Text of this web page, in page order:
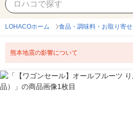
LOHACOホーム 食品・調味料・お取り寄せ
熊本地震の影響について